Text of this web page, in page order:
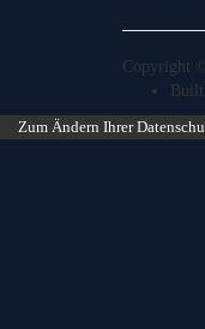
Copyright
Zum Ändern Ihrer